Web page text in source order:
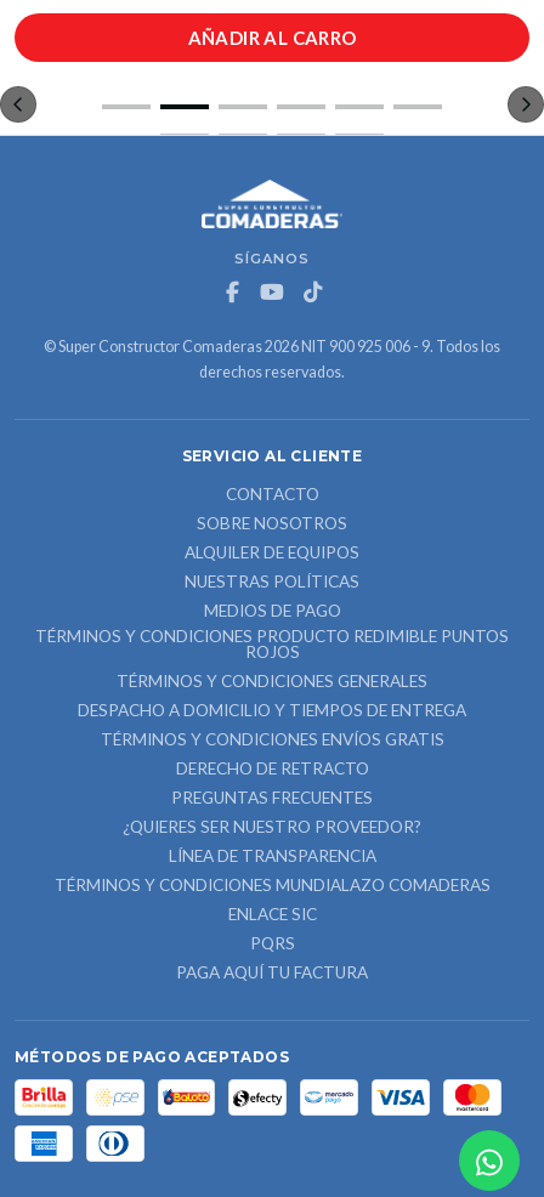
AÑADIR AL CARRO
SÍGANOS
© Super Constructor Comaderas 2026 NIT 900 925 006 - 9. Todos los
derechos reservados.
SERVICIO AL CLIENTE
CONTACTO
SOBRE NOSOTROS
ALQUILER DE EQUIPOS
NUESTRAS POLÍTICAS
MEDIOS DE PAGO
TÉRMINOS Y CONDICIONES PRODUCTO REDIMIBLE PUNTOS
ROJOS
TÉRMINOS Y CONDICIONES GENERALES
DESPACHO A DOMICILIO Y TIEMPOS DE ENTREGA
TÉRMINOS Y CONDICIONES ENVÍOS GRATIS
DERECHO DE RETRACTO
PREGUNTAS FRECUENTES
¿QUIERES SER NUESTRO PROVEEDOR?
LÍNEA DE TRANSPARENCIA
TÉRMINOS Y CONDICIONES MUNDIALAZO COMADERAS
ENLACE SIC
PQRS
PAGA AQUÍ TU FACTURA
MÉTODOS DE PAGO ACEPTADOS